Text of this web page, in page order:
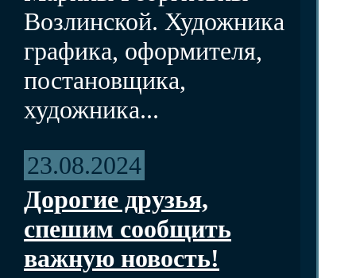
Возлинской. Художника
графика, оформителя,
постановщика,
художника...
23.08.2024
Дорогие друзья,
спешим сообщить
важную новость!